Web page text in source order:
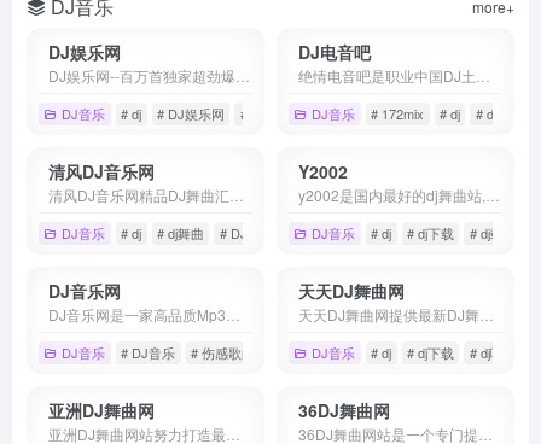
DJ音乐 more+
DJ娱乐网
DJ音乐 # dj # DJ娱乐网 # dj歌曲
DJ电音吧
DJ音乐 # 172mix # dj # dj套曲
清风DJ音乐网
DJ音乐 # dj # dj舞曲 # DJ音乐
Y2002
DJ音乐 # dj # dj下载 # dj站
DJ音乐网
DJ音乐 # DJ音乐 # 伤感歌曲 # 在线听歌
天天DJ舞曲网
DJ音乐 # dj # dj下载 # dj嗨嗨网
亚洲DJ舞曲网 36DJ舞曲网